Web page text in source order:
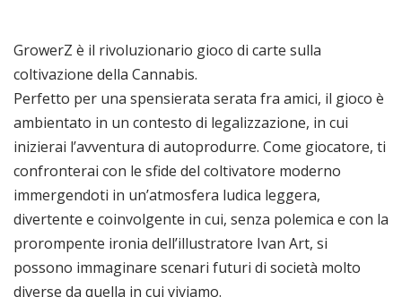
GrowerZ è il rivoluzionario gioco di carte sulla
coltivazione della Cannabis.
Perfetto per una spensierata serata fra amici, il gioco è
ambientato in un contesto di legalizzazione, in cui
inizierai l’avventura di autoprodurre. Come giocatore, ti
confronterai con le sfide del coltivatore moderno
immergendoti in un’atmosfera ludica leggera,
divertente e coinvolgente in cui, senza polemica e con la
prorompente ironia dell’illustratore Ivan Art, si
possono immaginare scenari futuri di società molto
diverse da quella in cui viviamo.